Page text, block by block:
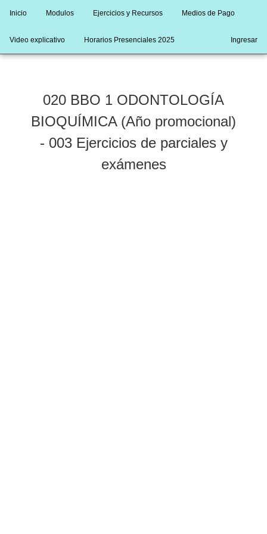
Inicio Modulos Ejercicios y Recursos Medios de Pago
Video explicativo Horarios Presenciales 2025 Ingresar
020 BBO 1 ODONTOLOGÍA
BIOQUÍMICA (Año promocional)
- 003 Ejercicios de parciales y
exámenes